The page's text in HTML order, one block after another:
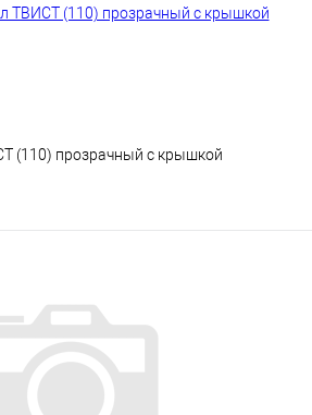
(110) прозрачный с крышкой
В наличии